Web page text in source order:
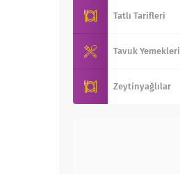
Tatlı Tarifleri
Tavuk Yemekleri
Zeytinyağlılar